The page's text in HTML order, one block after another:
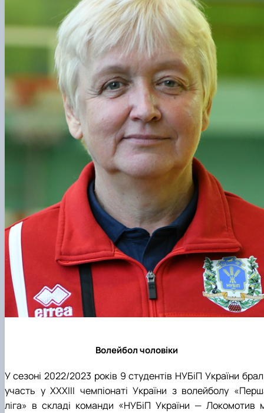
Волейбол чоловіки
У сезоні 2022/2023 років 9 студентів НУБіП України
участь у ХХХІІІ чемпіонаті України з волейболу
ліга» в складі команди «НУБіП України — Локомотив